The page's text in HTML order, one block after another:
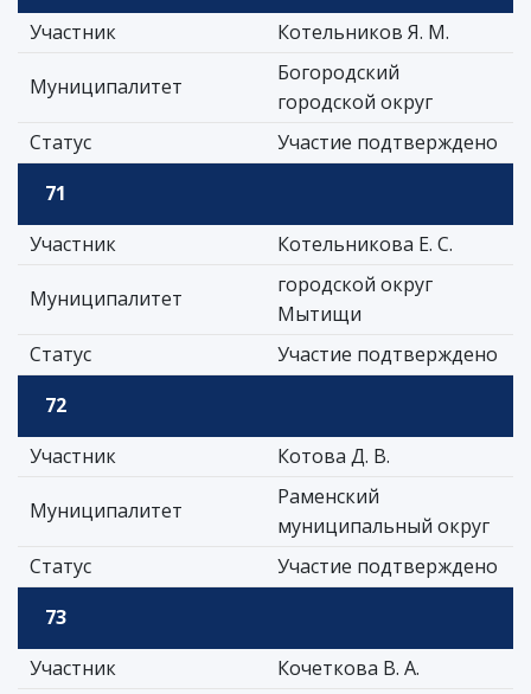
Участник
Котельников Я. М.
Муниципалитет
Богородский
городской округ
Статус
Участие подтверждено
71
Участник
Котельникова Е. С.
Муниципалитет
городской округ
Мытищи
Статус
Участие подтверждено
72
Участник
Котова Д. В.
Муниципалитет
Раменский
муниципальный округ
Статус
Участие подтверждено
73
Участник
Кочеткова В. А.